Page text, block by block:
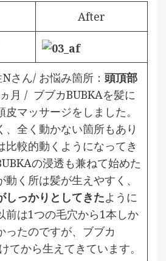
After
さん/ お悩み箇所： 頭頂部
月 / ブブカBUBKAを髪に
マッサージをしました。
、全く動かない箇所もあり
比較的動くようになってき
の浸透も兼ねて始めた
く所は髪が生えやすく、
しっかりとしてきたように
前は1つの毛穴から1本しか
ったのですが、ブブカ
てから生えてきています。